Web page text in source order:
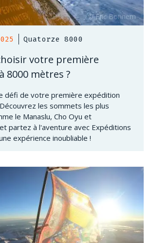
Quatorze 8000
votre première
8000 mètres ?
défi de votre première expédition
les sommets les plus
le Manaslu, Cho Oyu et
partez à l'aventure avec Expéditions
expérience inoubliable !